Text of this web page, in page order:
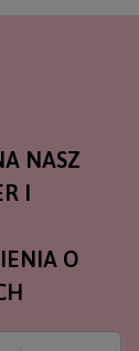
NASZ
I
O